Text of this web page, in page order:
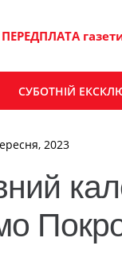
ПЕРЕДПЛАТА
СУБОТНІЙ
2023